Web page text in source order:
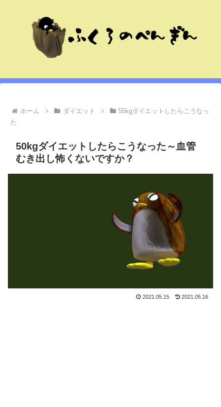
ホーム ダイエット
55kgダイエットしたらこうなっ
た
50kgダイエットしたらこうなった～血管
むき出し怖くないですか？
2021.05.15 2021.05.16